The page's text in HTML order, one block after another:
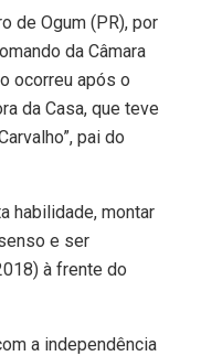
de Ogum (PR), por
da Câmara
ocorreu após o
da Casa, que teve
pai do
habilidade, montar
e ser
à frente do
a independência